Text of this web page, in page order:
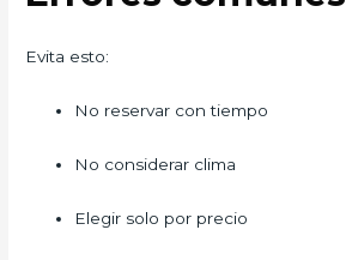
Evita esto:
No reservar con tiempo
No considerar clima
Elegir solo por precio